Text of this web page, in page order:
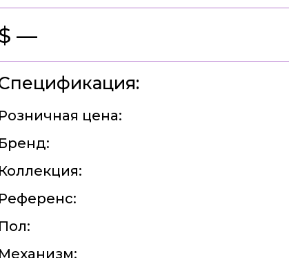
—
Розничная цена:
Бренд:
Коллекция:
Референс:
Пол:
Механизм: